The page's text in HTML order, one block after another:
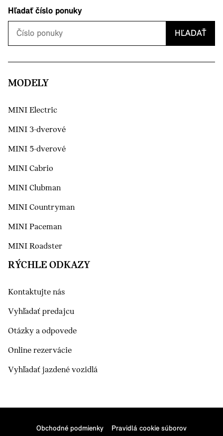
Hľadať číslo ponuky
HĽADAŤ
MODELY
MINI Electric
MINI 3-dverové
MINI 5-dverové
MINI Cabrio
MINI Clubman
MINI Countryman
MINI Paceman
MINI Roadster
RÝCHLE ODKAZY
Kontaktujte nás
Vyhľadať predajcu
Otázky a odpovede
Online rezervácie
Vyhľadať jazdené vozidlá
Obchodné podmienky Pravidlá cookie súborov